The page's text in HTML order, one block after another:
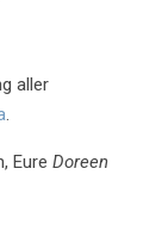
aller
.
EureDoreen